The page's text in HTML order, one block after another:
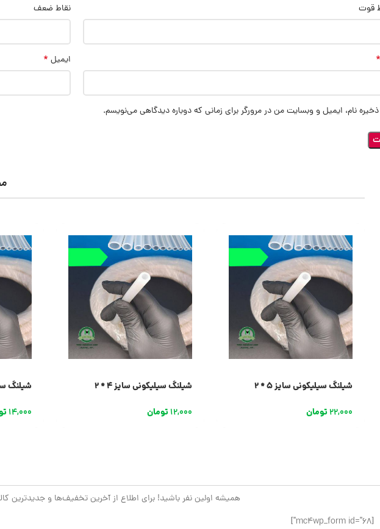
قوت نقاط ضعف
* ایمیل *
ذخیره نام، ایمیل و وبسایت من در مرورگر برای زمانی که دوباره دیدگاهی می‌نویسم.
شیلنگ سیلیکونی سایز 5 * 2
22,000تومان
شیلنگ سیلیکونی سایز 4 * 2
12,000تومان
شیلنگ
14,000
همیشه اولین نفر باشید! برای اطلاع از آخرین تخفیف‌ها و جدیدترین
[mc4wp_form id="68"]